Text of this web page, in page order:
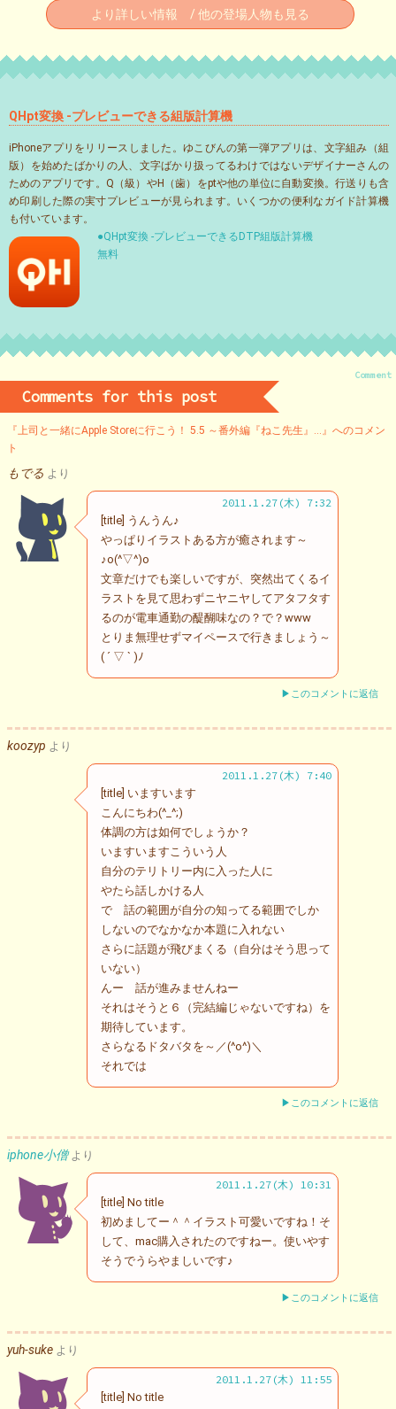
より詳しい情報 / 他の登場人物も見る
QHpt変換 -プレビューできる組版計算機
iPhoneアプリをリリースしました。ゆこびんの第一弾アプリは、文字組み（組
版）を始めたばかりの人、文字ばかり扱ってるわけではないデザイナーさんの
ためのアプリです。Q（級）やH（歯）をptや他の単位に自動変換。行送りも含
め印刷した際の実寸プレビューが見られます。いくつかの便利なガイド計算機
も付いています。
●QHpt変換 -プレビューできるDTP組版計算機
無料
Comment
Comments for this post
『上司と一緒にApple Storeに行こう！ 5.5 ～番外編『ねこ先生』…』へのコメン
ト
もでる より
2011.1.27(木) 7:32
[title] うんうん♪
やっぱりイラストある方が癒されます～
♪o(^▽^)o
文章だけでも楽しいですが、突然出てくるイ
ラストを見て思わずニヤニヤしてアタフタす
るのが電車通勤の醍醐味なの？で？www
とりま無理せずマイペースで行きましょう～
( ´ ▽ ` )ﾉ
▶このコメントに返信
koozyp より
2011.1.27(木) 7:40
[title] いますいます
こんにちわ(^_^;)
体調の方は如何でしょうか？
いますいますこういう人
自分のテリトリー内に入った人に
やたら話しかける人
で 話の範囲が自分の知ってる範囲でしか
しないのでなかなか本題に入れない
さらに話題が飛びまくる（自分はそう思って
いない）
んー 話が進みませんねー
それはそうと６（完結編じゃないですね）を
期待しています。
さらなるドタバタを～／(^o^)＼
それでは
▶このコメントに返信
iphone小僧 より
2011.1.27(木) 10:31
[title] No title
初めましてー＾＾イラスト可愛いですね！そ
して、mac購入されたのですねー。使いやす
そうでうらやましいです♪
▶このコメントに返信
yuh-suke より
2011.1.27(木) 11:55
[title] No title